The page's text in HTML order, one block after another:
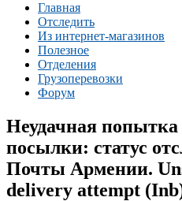
Главная
Отследить
Из интернет-магазинов
Полезное
Отделения
Грузоперевозки
Форум
Неудачная
посылки: статус
Почты Армении.
delivery attempt